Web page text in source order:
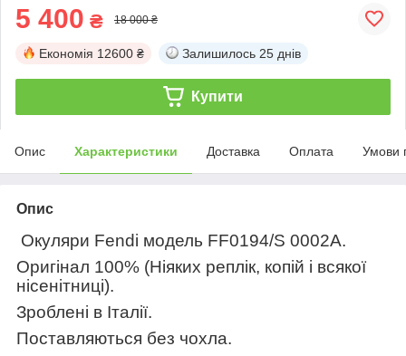
5 400 ₴ 18 000 ₴
Економія 12600 ₴ Залишилось 25 днів
Купити
Опис Характеристики Доставка Оплата Умови
Опис
Окуляри Fendi модель FF0194/S 0002A.
Оригінал 100% (Ніяких реплік, копій і всякої
нісенітниці).
Зроблені в Італії.
Поставляються без чохла.